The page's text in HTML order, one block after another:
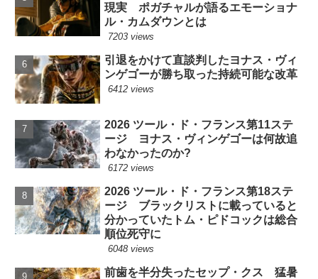
現実 ポガチャルが語るエモーショナ
ル・カムダウンとは
7203 views
引退をかけて直談判したヨナス・ヴィ
ンゲゴーが勝ち取った持続可能な改革
6412 views
2026 ツール・ド・フランス第11ステ
ージ ヨナス・ヴィンゲゴーは何故追
わなかったのか?
6172 views
2026 ツール・ド・フランス第18ステ
ージ ブラックリストに載っていると
分かっていたトム・ピドコックは総合
順位死守に
6048 views
前歯を半分失ったセップ・クス 猛暑